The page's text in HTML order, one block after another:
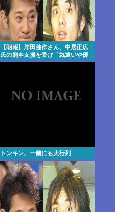
【朗報】岸田健作さん、中居正広
氏の熊本支援を受け「気遣いや優
しさがハンパじゃな
トンキン、一蘭にも大行列